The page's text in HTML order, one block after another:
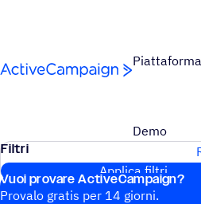
Piattaforma
Demo
Filtri
Applica filtri
Vuoi provare ActiveCampaign?
Provalo gratis per 14 giorni.